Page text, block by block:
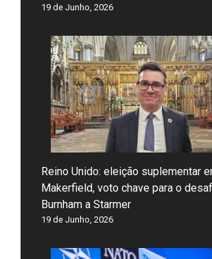
19 de Junho, 2026
Reino Unido: eleição suplementar
Makerfield, voto chave para o
Burnham a Starmer
19 de Junho, 2026